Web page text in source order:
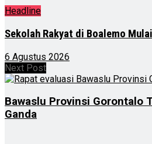
Headline
Sekolah Rakyat di Boalemo
6 Agustus 2026
Next Post
Bawaslu Provinsi Gorontalo
Ganda